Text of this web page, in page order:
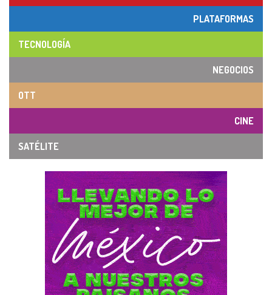
PLATAFORMAS
TECNOLOGÍA
NEGOCIOS
OTT
CINE
SATÉLITE